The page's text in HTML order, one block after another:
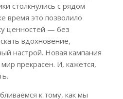
столкнулись с рядом
время это позволило
ценностей — без
вдохновение,
настрой. Новая кампания
прекрасен. И, кажется,
к тому, как мы